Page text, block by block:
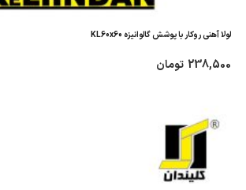
لولا آهنی روکار با پوشش گالوانیزه KL60x60
238,500 تومان